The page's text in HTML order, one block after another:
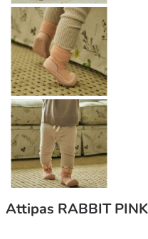
Attipas RABBIT PINK